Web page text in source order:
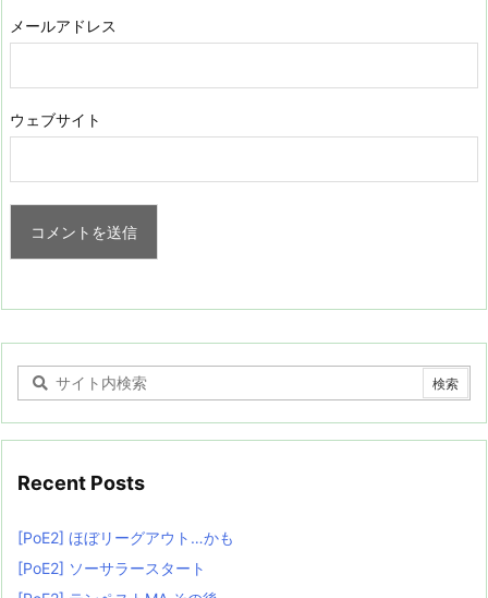
メールアドレス
ウェブサイト
Recent Posts
[PoE2] ほぼリーグアウト…かも
[PoE2] ソーサラースタート